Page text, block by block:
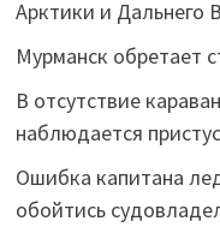
Арктики и Дальнего
Мурманск обретает
В отсутствие
наблюдается
Ошибка капитана
обойтись